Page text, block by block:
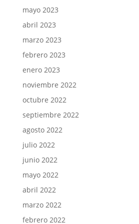
mayo 2023
abril 2023
marzo 2023
febrero 2023
enero 2023
noviembre 2022
octubre 2022
septiembre 2022
agosto 2022
julio 2022
junio 2022
mayo 2022
abril 2022
marzo 2022
febrero 2022